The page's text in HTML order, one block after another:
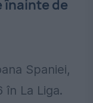
înainte de
Spaniei,
La Liga.